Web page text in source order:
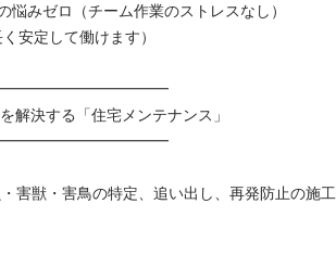
悩みゼロ（チーム作業のストレスなし）
安定して働けます）
解決する「住宅メンテナンス」
害獣・害鳥の特定、追い出し、再発防止の施工